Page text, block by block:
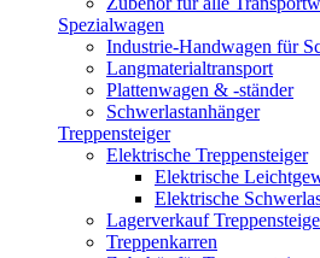
Spezialwagen
Industrie-Handwagen für
Langmaterialtransport
Plattenwagen & -ständer
Schwerlastanhänger
Treppensteiger
Elektrische Treppensteiger
Elektrische
Elektrische
Lagerverkauf
Treppenkarren